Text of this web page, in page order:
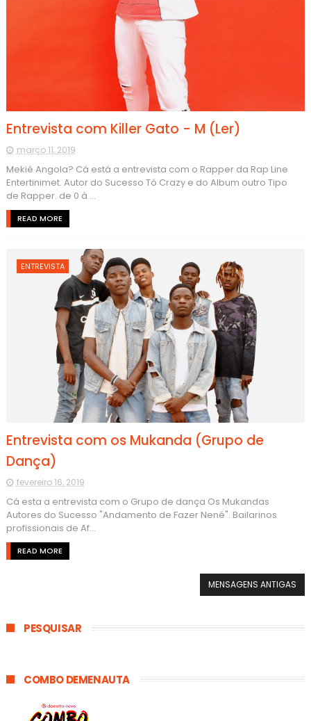
Entrevista com Killer Gato - M (Ler)
março 11, 2019
Mekié Angola? Cá está a entrevista com o Rapper da Rap Line
Entertinimet. Autor do Sucesso Tó Crazy e do Album outro Tipo
de Rapper. de 0 à ...
READ MORE
ENTREVISTA
Entrevista com os Mukanda (Grupo de
Dança)
fevereiro 16, 2019
Cá esta a entrevista com o Grupo de dança Os Mukandas
Autores do Sucesso "Andamento de Fazer Nené". Bailarinos
profissionais de Af...
READ MORE
MENSAGENS ANTIGAS
PESQUISAR
COMBO DEMENAUTA